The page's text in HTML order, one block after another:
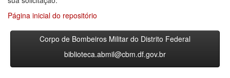
Página inicial do repositório
Corpo de Bombeiros Militar do Distrito Federal
biblioteca.abmil@cbm.df.gov.br